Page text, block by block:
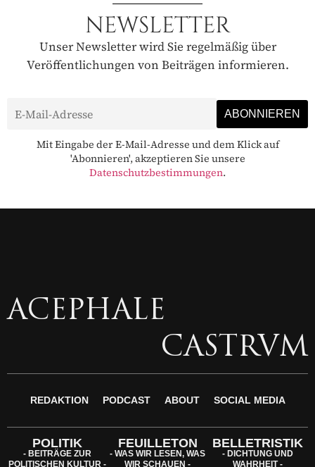
NEWSLETTER
Unser Newsletter wird Sie regelmäßig über
Veröffentlichungen von Beiträgen informieren.
Mit Eingabe der E-Mail-Adresse und dem Klick auf
'Abonnieren', akzeptieren Sie unsere
Datenschutzbestimmungen.
ACEPHALE
CASTRVM
REDAKTION PODCAST ABOUT SOCIAL MEDIA
POLITIK
- BEITRÄGE ZUR
POLITISCHEN KULTUR -
FEUILLETON
- WAS WIR LESEN, WAS
WIR SCHAUEN -
BELLETRISTIK
- DICHTUNG UND
WAHRHEIT -